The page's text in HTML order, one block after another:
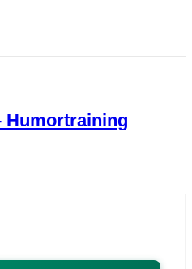
Humortraining